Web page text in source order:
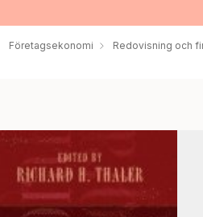
Företagsekonomi Redovisning och